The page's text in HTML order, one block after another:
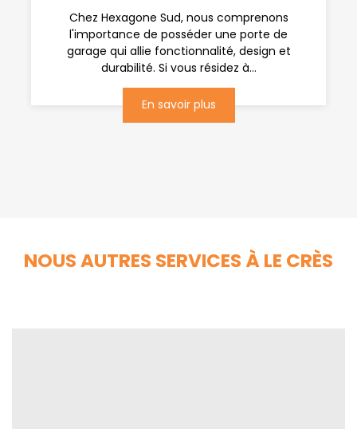
Chez Hexagone Sud, nous comprenons
l'importance de posséder une porte de
garage qui allie fonctionnalité, design et
durabilité. Si vous résidez à...
En savoir plus
NOUS AUTRES SERVICES À LE CRÈS